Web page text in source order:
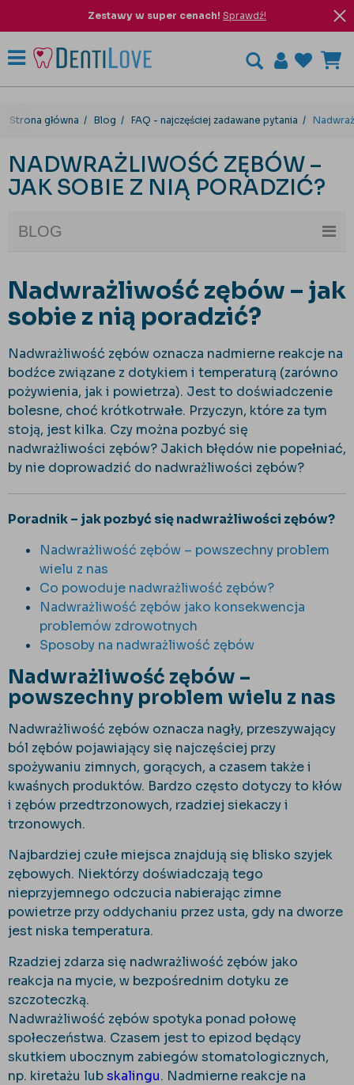
Zestawy w super cenach! Sprawdź!
Strona główna Blog FAQ - najczęściej zadawane pytania
NADWRAŻLIWOŚĆ ZĘBÓW –
JAK SOBIE Z NIĄ PORADZIĆ?
BLOG
Nadwrażliwość zębów – jak
sobie z nią poradzić?
Nadwrażliwość zębów oznacza nadmierne reakcje na
bodźce związane z dotykiem i temperaturą (zarówno
pożywienia, jak i powietrza). Jest to doświadczenie
bolesne, choć krótkotrwałe. Przyczyn, które za tym
stoją, jest kilka. Czy można pozbyć się
nadwrażliwości zębów? Jakich błędów nie popełniać,
by nie doprowadzić do nadwrażliwości zębów?
Poradnik – jak pozbyć się nadwrażliwości zębów?
Nadwrażliwość zębów – powszechny problem
wielu z nas
Co powoduje nadwrażliwość zębów?
Nadwrażliwość zębów jako konsekwencja
problemów zdrowotnych
Sposoby na nadwrażliwość zębów
Nadwrażliwość zębów –
powszechny problem wielu z nas
Nadwrażliwość zębów oznacza nagły, przeszywający
ból zębów pojawiający się najczęściej przy
spożywaniu zimnych, gorących, a czasem także i
kwaśnych produktów. Bardzo często dotyczy to kłów
i zębów przedtrzonowych, rzadziej siekaczy i
trzonowych.
Najbardziej czułe miejsca znajdują się blisko szyjek
zębowych. Niektórzy doświadczają tego
nieprzyjemnego odczucia nabierając zimne
powietrze przy oddychaniu przez usta, gdy na dworze
jest niska temperatura.
Rzadziej zdarza się nadwrażliwość zębów jako
reakcja na mycie, w bezpośrednim dotyku ze
szczoteczką.
Nadwrażliwość zębów spotyka ponad połowę
społeczeństwa. Czasem jest to epizod będący
skutkiem ubocznym zabiegów stomatologicznych,
np. kiretażu lubskalingu. Nadmierne reakcje na